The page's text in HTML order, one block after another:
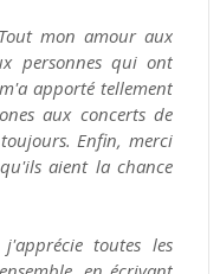
mon amour aux
personnes qui ont
apporté tellement
aux concerts de
Enfin, merci
aient la chance
toutes les